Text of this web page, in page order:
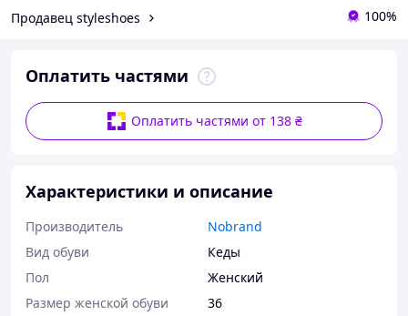
Продавец styleshoes 100%
Оплатить частями
Оплатить частями от 138 ₴
Характеристики и описание
Производитель
Nobrand
Вид обуви
Кеды
Пол
Женский
Размер женской обуви
36